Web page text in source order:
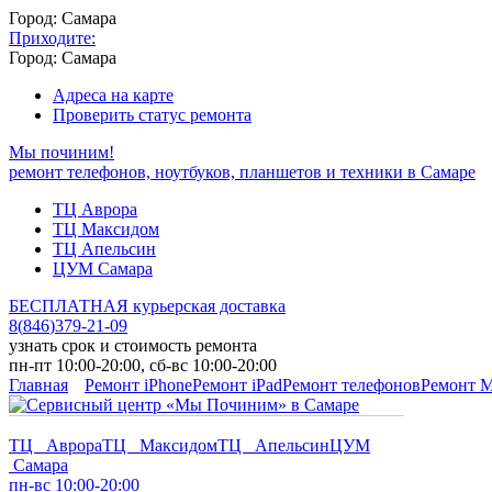
Город: Самара
Приходите:
Город: Самара
Адреса на карте
Проверить статус ремонта
Мы починим!
ремонт телефонов, ноутбуков, планшетов и техники в Самаре
ТЦ Аврора
ТЦ Максидом
ТЦ Апельсин
ЦУМ Самара
БЕСПЛАТНАЯ курьерская доставка
8(846)379-21-09
узнать срок и стоимость ремонта
пн-пт 10:00-20:00, сб-вс 10:00-20:00
Главная
Ремонт iPhoneРемонт iPadРемонт телефоновРемонт
ТЦ АврораТЦ МаксидомТЦ АпельсинЦУМ
Самара
пн-вс 10:00-20:00